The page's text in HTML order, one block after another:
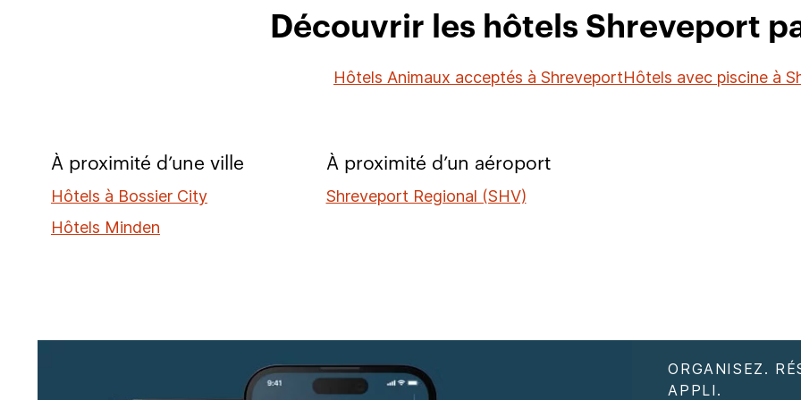
Découvrir les hôtels Shreveport
Hôtels Animaux acceptés à ShreveportHôtels avec piscine à
À proximité d’une ville
Hôtels à Bossier City
Hôtels Minden
À proximité d’un aéroport
Shreveport Regional (SHV)
ORGANISEZ.
APPLI.